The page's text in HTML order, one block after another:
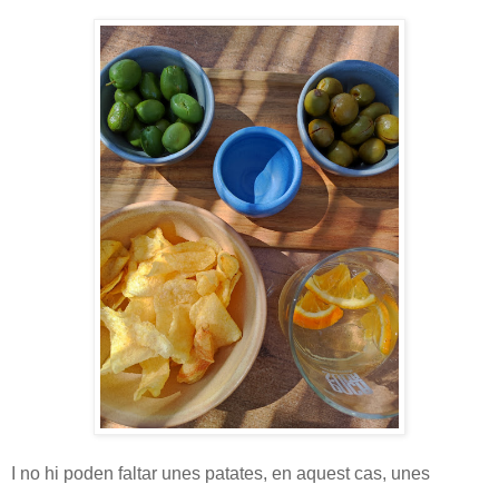
I no hi poden faltar unes patates, en aquest cas, unes